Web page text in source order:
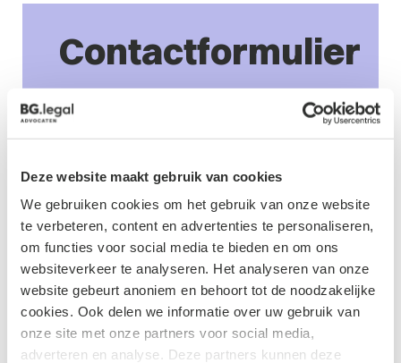
Deze website maakt gebruik van cookies
We gebruiken cookies om het gebruik van onze website
te verbeteren, content en advertenties te personaliseren,
om functies voor social media te bieden en om ons
websiteverkeer te analyseren. Het analyseren van onze
website gebeurt anoniem en behoort tot de noodzakelijke
cookies. Ook delen we informatie over uw gebruik van
onze site met onze partners voor social media,
adverteren en analyse. Deze partners kunnen deze
Contactformulier
Naam*